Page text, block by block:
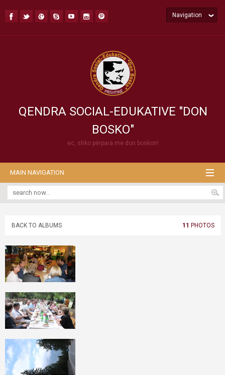
QENDRA SOCIAL-EDUKATIVE "DON
BOSKO"
ec, shko përpara me don boskon!
Navigation
MAIN NAVIGATION
BACK TO ALBUMS 11 PHOTOS